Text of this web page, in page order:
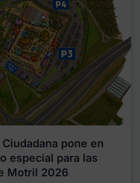
pone en
especial para las
Motril 2026